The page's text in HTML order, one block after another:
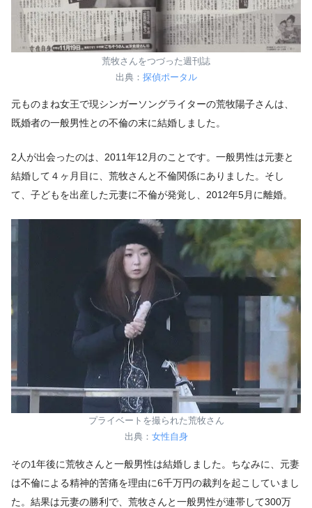
荒牧さんをつづった週刊誌
出典： 探偵ポータル
元ものまね女王で現シンガーソングライターの荒牧陽子さんは、
既婚者の一般男性との不倫の末に結婚しました。
2人が出会ったのは、2011年12月のことです。一般男性は元妻と
結婚して４ヶ月目に、荒牧さんと不倫関係にありました。そし
て、子どもを出産した元妻に不倫が発覚し、2012年5月に離婚。
プライベートを撮られた荒牧さん
出典： 女性自身
その1年後に荒牧さんと一般男性は結婚しました。ちなみに、元妻
は不倫による精神的苦痛を理由に6千万円の裁判を起こしていまし
た。結果は元妻の勝利で、荒牧さんと一般男性が連帯して300万